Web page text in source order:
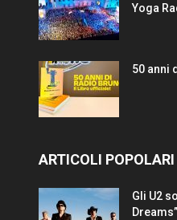
Yoga
50 anni
ARTICOLI POPOLARI
Gli U2